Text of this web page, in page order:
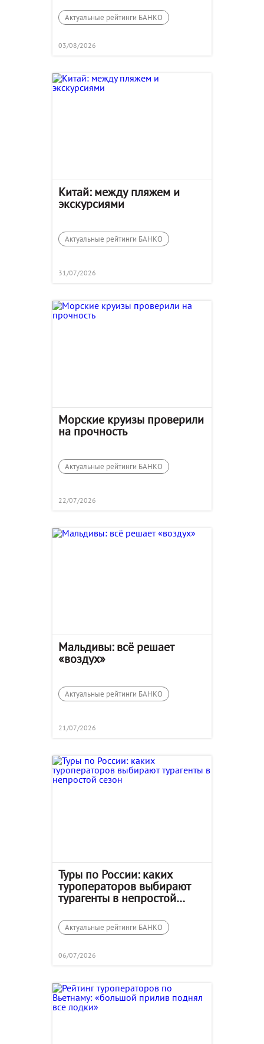
Актуальные рейтинги БАНКО
03/08/2026
Китай: между пляжем и
экскурсиями
Актуальные рейтинги БАНКО
31/07/2026
Морские круизы проверили
на прочность
Актуальные рейтинги БАНКО
22/07/2026
Мальдивы: всё решает
«воздух»
Актуальные рейтинги БАНКО
21/07/2026
Туры по России: каких
туроператоров выбирают
турагенты в непростой
Актуальные рейтинги БАНКО
06/07/2026